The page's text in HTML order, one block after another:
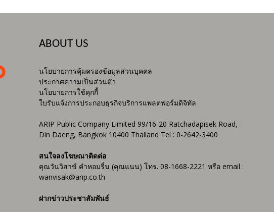
ABOUT US
นโยบายการคุ้มครองข้อมูลส่วนบุคคล
ประกาศความเป็นส่วนตัว
นโยบายการใช้คุกกี้
ใบรับแจ้งการประกอบธุรกิจบริการแพลตฟอร์มดิจิทัล
ARIP Public Company Limited 99/16-20 Ratchadapisek Road,
Din Daeng, Bangkok 10400 Thailand Tel : 0-2642-3400
สนใจลงโฆษณาติดต่อ
คุณวันวิสาข์ คำหอมรื่น (คุณแนน) โทร. 08-1668-2221 หรือ email :
wanvisak@arip.co.th
ฝากข่าวประชาสัมพันธ์